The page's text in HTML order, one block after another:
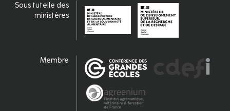
Sous tutelle des
ministères
Membre